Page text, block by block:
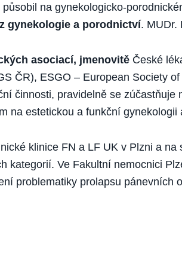
na gynekologicko-
gynekologie a porodnictví. MUDr.
asociací, jmenovitě České
ČR), ESGO – European Society
činnosti, pravidelně se
na estetickou a funkční gynekologii
klinice FN a LF UK v Plzni a
kategorií. Ve Fakultní nemocnici
problematiky prolapsu pánevních